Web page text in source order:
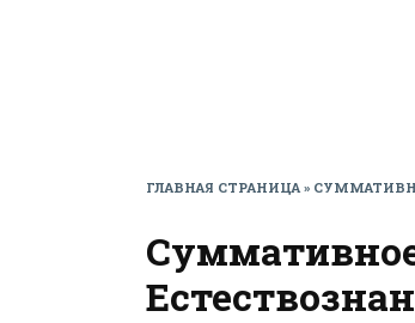
ГЛАВНАЯ СТРАНИЦА»